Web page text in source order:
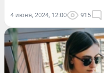
4 июня, 2024, 12:00 915